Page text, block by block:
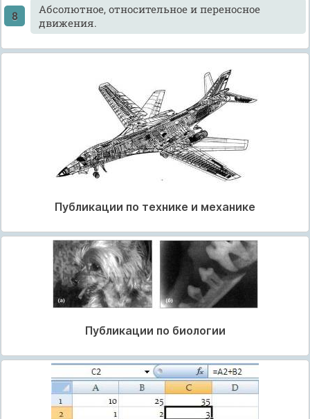
Абсолютное, относительное и переносное
движения.
Публикации по технике и механике
Публикации по биологии